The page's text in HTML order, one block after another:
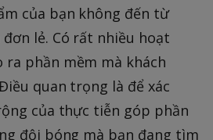
của bạn không đến từ
lẻ. Có rất nhiều hoạt
phần mềm mà khách
quan trọng là để xác
của thực tiễn góp phần
đội bóng mà bạn đang tìm